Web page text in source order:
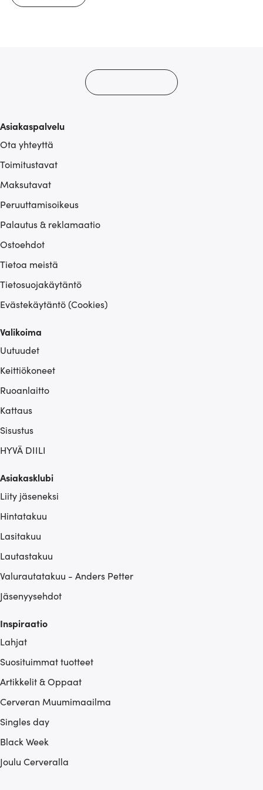
Asiakaspalvelu
Ota yhteyttä
Toimitustavat
Maksutavat
Peruuttamisoikeus
Palautus & reklamaatio
Ostoehdot
Tietoa meistä
Tietosuojakäytäntö
Evästekäytäntö (Cookies)
Valikoima
Uutuudet
Keittiökoneet
Ruoanlaitto
Kattaus
Sisustus
HYVÄ DIILI
Asiakasklubi
Liity jäseneksi
Hintatakuu
Lasitakuu
Lautastakuu
Valurautatakuu - Anders Petter
Jäsenyysehdot
Inspiraatio
Lahjat
Suosituimmat tuotteet
Artikkelit & Oppaat
Cerveran Muumimaailma
Singles day
Black Week
Joulu Cerveralla